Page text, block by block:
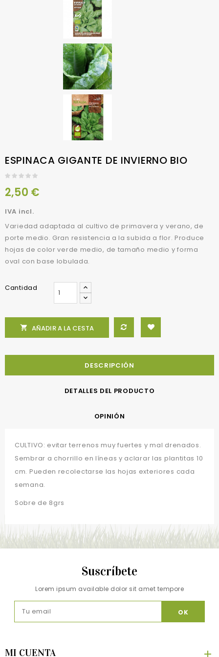
ESPINACA GIGANTE DE INVIERNO BIO
2,50 €
IVA incl.
Variedad adaptada al cultivo de primavera y verano, de
porte medio. Gran resistencia a la subida a flor. Produce
hojas de color verde medio, de tamaño medio y forma
oval con base lobulada.
Cantidad
 AÑADIR A LA CESTA
DESCRIPCIÓN
DETALLES DEL PRODUCTO
OPINIÓN
CULTIVO: evitar terrenos muy fuertes y mal drenados.
Sembrar a chorrillo en líneas y aclarar las plantitas 10
cm. Pueden recolectarse las hojas exteriores cada
semana.
Sobre de 8grs
Suscríbete
Lorem ipsum available dolor sit amet tempore
MI CUENTA 